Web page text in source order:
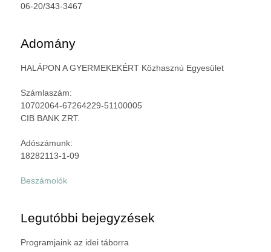
06-20/343-3467
Adomány
HALÁPON A GYERMEKEKÉRT Közhasznú Egyesület
Számlaszám:
10702064-67264229-51100005
CIB BANK ZRT.
Adószámunk:
18282113-1-09
Beszámolók
Legutóbbi bejegyzések
Programjaink az idei táborra